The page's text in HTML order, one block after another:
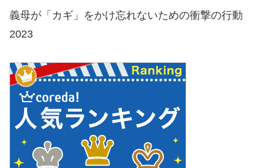
義母が「カギ」をかけ忘れないための衝撃の行動
2023